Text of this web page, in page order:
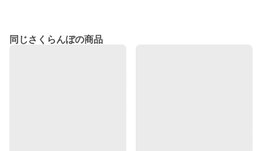
同じさくらんぼの商品